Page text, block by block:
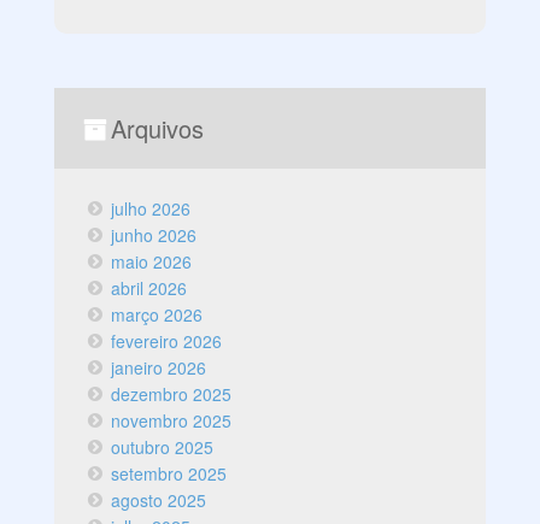
Arquivos
julho 2026
junho 2026
maio 2026
abril 2026
março 2026
fevereiro 2026
janeiro 2026
dezembro 2025
novembro 2025
outubro 2025
setembro 2025
agosto 2025